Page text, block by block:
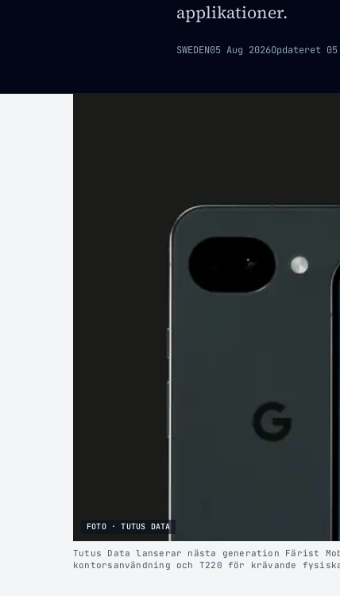
applikationer.
SWEDEN05 Aug 2026Opdateret
FOTO · TUTUS DATA
Tutus Data lanserar nästa generation Färist
kontorsanvändning och T220 för krävande